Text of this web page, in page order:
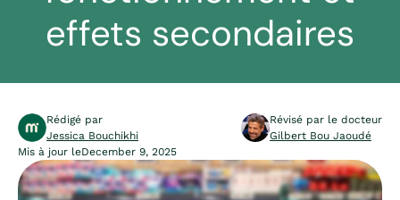
effets secondaires
Rédigé par
Jessica Bouchikhi
Révisé par le docteur
Gilbert Bou Jaoudé
Mis à jour leDecember 9, 2025